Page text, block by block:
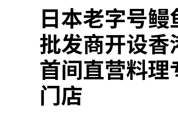
我们的客户
新闻及活动
业务领域
在港开业
日本老字号鳗
批发商开设香
首间直营料理
门店